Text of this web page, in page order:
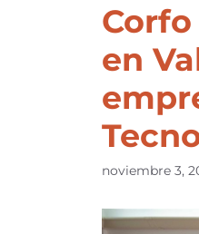
en
noviembre 3,